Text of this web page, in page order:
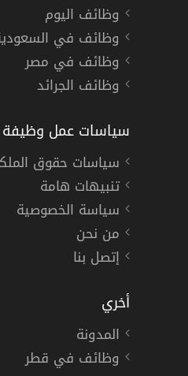
وظائف اليوم
وظائف في
وظائف في مصر
وظائف الجرائد
سياسات عمل وظيفة
سياسات حقوق
تنبيهات هامة
سياسة الخصوصية
من نحن
إتصل بنا
أخري
المدونة
وظائف في قطر